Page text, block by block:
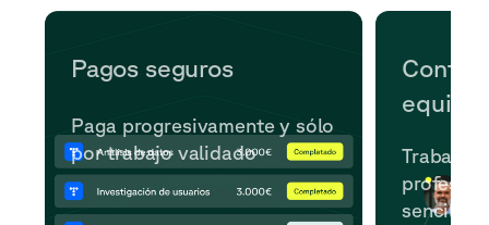
Pagos seguros
Paga progresivamente y sólo
por trabajo validado
Trabaja
sencilla.